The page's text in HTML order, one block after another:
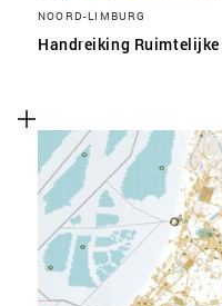
NOORD-LIMBURG
Handreiking